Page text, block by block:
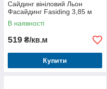
Сайдинг вініловий Льон
Фасайдинг Fasiding 3,85 м
В наявності
519 ₴/кв.м
Купити